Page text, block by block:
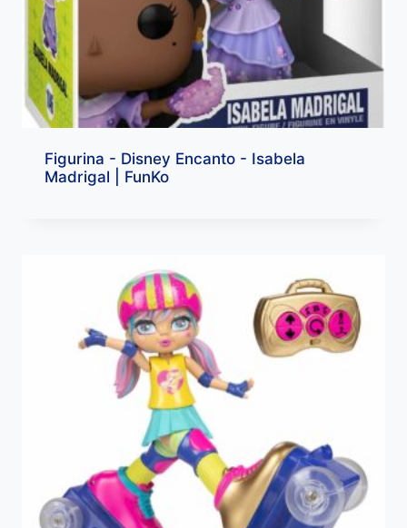
Figurina - Disney Encanto - Isabela
Madrigal | FunKo